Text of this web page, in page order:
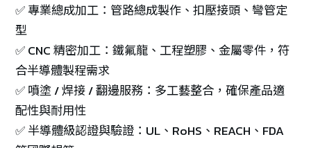
✅ 專業總成加工：管路總成製作、扣壓接頭、彎管定
型
✅ CNC 精密加工：鐵氟龍、工程塑膠、金屬零件，符
合半導體製程需求
✅ 噴塗 / 焊接 / 翻邊服務：多工藝整合，確保產品適
配性與耐用性
✅ 半導體級認證與驗證：UL、RoHS、REACH、FDA